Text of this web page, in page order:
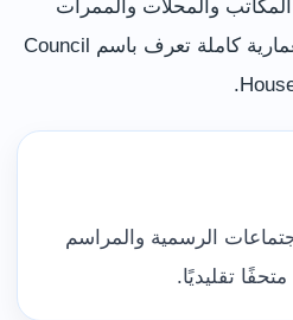
والمحلات والممرات
التجارية التي تشكل كتلة معمارية كاملة تعرف باسم Council
الرسمية والمراسم
تقليديًا.